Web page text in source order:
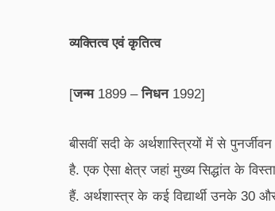
व्यक्तित्व एवं कृतित्व
[जन्म 1899 –निधन 1992]
बीसवीं सदी के अर्थशास्त्रियों में से
है. एक ऐसा क्षेत्र जहां मुख्य सिद्धांत के
हैं. अर्थशास्त्र के कई विद्यार्थी उनके